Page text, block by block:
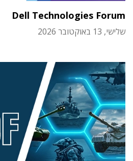
Dell Technologies Forum
שלישי, 13 באוקטובר 2026